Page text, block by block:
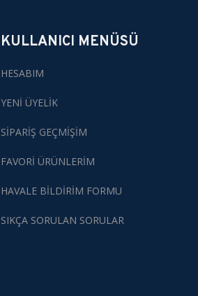
KULLANICI MENÜSÜ
HESABIM
YENİ ÜYELİK
SİPARİŞ GEÇMİŞİM
FAVORİ ÜRÜNLERİM
HAVALE BİLDİRİM FORMU
SIKÇA SORULAN SORULAR